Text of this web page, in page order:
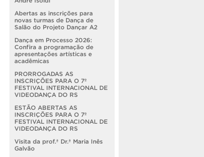
Abertas as inscrições para
novas turmas de Dança de
Salão do Projeto Dançar A2
Dança em Processo 2026:
Confira a programação de
apresentações artísticas e
acadêmicas
PRORROGADAS AS
INSCRIÇÕES PARA O 7º
FESTIVAL INTERNACIONAL DE
VIDEODANÇA DO RS
ESTÃO ABERTAS AS
INSCRIÇÕES PARA O 7º
FESTIVAL INTERNACIONAL DE
VIDEODANÇA DO RS
Visita da prof.ª Dr.ª Maria Inês
Galvão